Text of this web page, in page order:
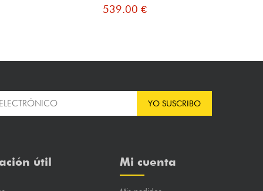
539.00 €
YO SUSCRIBO
útil Mi cuenta